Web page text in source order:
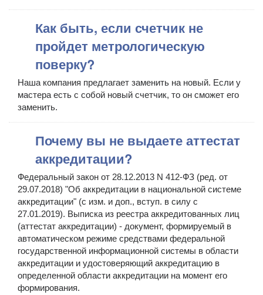
Как быть, если счетчик не
пройдет метрологическую
поверку?
Наша компания предлагает заменить на новый. Если у
мастера есть с собой новый счетчик, то он сможет его
заменить.
Почему вы не выдаете аттестат
аккредитации?
Федеральный закон от 28.12.2013 N 412-ФЗ (ред. от
29.07.2018) "Об аккредитации в национальной системе
аккредитации" (с изм. и доп., вступ. в силу с
27.01.2019). Выписка из реестра аккредитованных лиц
(аттестат аккредитации) - документ, формируемый в
автоматическом режиме средствами федеральной
государственной информационной системы в области
аккредитации и удостоверяющий аккредитацию в
определенной области аккредитации на момент его
формирования.